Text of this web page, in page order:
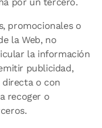
promocionales o
la Web, no
la información
publicidad,
directa o con
recoger o